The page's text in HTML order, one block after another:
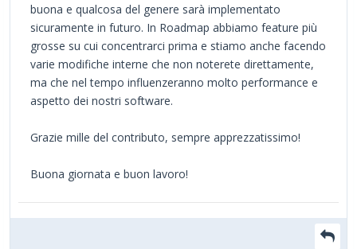
buona e qualcosa del genere sarà implementato
sicuramente in futuro. In Roadmap abbiamo feature più
grosse su cui concentrarci prima e stiamo anche facendo
varie modifiche interne che non noterete direttamente,
ma che nel tempo influenzeranno molto performance e
aspetto dei nostri software.
Grazie mille del contributo, sempre apprezzatissimo!
Buona giornata e buon lavoro!